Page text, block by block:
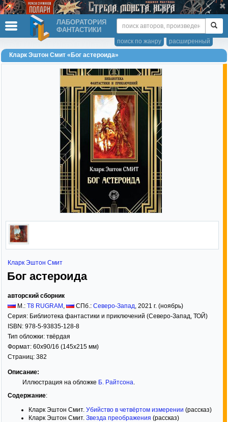
ЛАБОРАТОРИЯ
ФАНТАСТИКИ
расширенный
поиск по жанру
Кларк Эштон Смит «Бог астероида»
Кларк Эштон Смит
Бог астероида
авторский сборник
М.: T8 RUGRAM , СПб.: Северо-Запад, 2021 г. (ноябрь)
Серия: Библиотека фантастики и приключений (Северо-Запад, ТОЙ)
ISBN: 978-5-93835-128-8
Тип обложки: твёрдая
Формат: 60x90/16 (145x215 мм)
Страниц: 382
Описание:
Иллюстрация на обложке Б. Райтсона.
Содержание:
Кларк Эштон Смит. Убийство в четвёртом измерении (рассказ)
Кларк Эштон Смит. Звезда преображения (рассказ)